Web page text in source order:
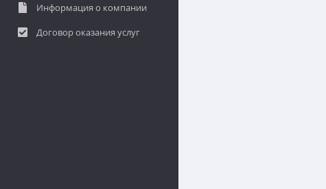
Информация о компании
Договор оказания услуг